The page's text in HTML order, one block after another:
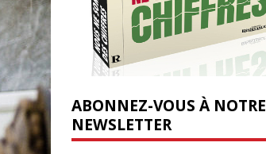
ABONNEZ-VOUS À NOTRE
NEWSLETTER